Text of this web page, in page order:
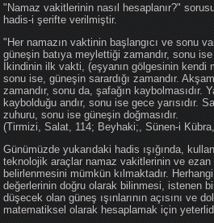
"Namaz vakitlerinin nasıl hesaplanır?"
hadis-i şerifte verilmiştir.
"Her namazın vaktinin başlangıcı ve sonu
güneşin batıya meylettiği zamandır, sonu
İkindinin ilk vakti, (eşyanın gölgesinin kendi
sonu ise, güneşin sarardığı zamandır.
zamandır, sonu da, şafağın kaybolmasıdır.
kaybolduğu andır, sonu ise gece yarısıdır.
zuhuru, sonu ise güneşin doğmasıdır.
(Tirmizi, Salat, 114; Beyhaki;, Sünen-i
Günümüzde yukarıdaki hadis ışığında,
teknolojik araçlar namaz vakitlerinin ve
belirlenmesini mümkün kılmaktadır.
değerlerinin doğru olarak bilinmesi, istenen
düşecek olan güneş ışınlarının açısını ve
matematiksel olarak hesaplamak için